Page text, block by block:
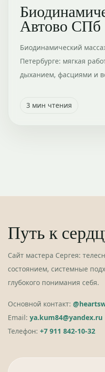
Автово СПб
Биодинамический
Петербурге: мягкая
дыханием, фасциями и
3 мин чтения
Путь к
Сайт мастера Сергея:
состоянием, системные
глубокого понимания себя.
Основной контакт:
Email: ya.kum84@yandex.ru
Телефон: +7 911 842-10-32